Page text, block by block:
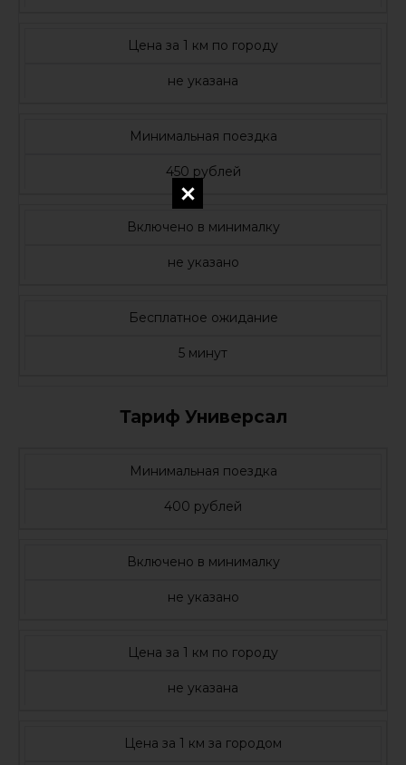
Цена за 1 км по городу
не указана
Минимальная поездка
450 рублей
Включено в минималку
не указано
Бесплатное ожидание
5 минут
Тариф Универсал
Минимальная поездка
400 рублей
Включено в минималку
не указано
Цена за 1 км по городу
не указана
Цена за 1 км за городом